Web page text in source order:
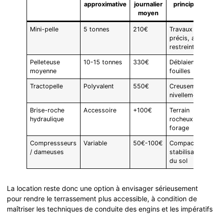
approximative
journalier
moyen
principales
Mini-pelle 5 tonnes 210€
Travaux
précis, accès
restreint
Pelleteuse
moyenne
10-15 tonnes 330€
Déblaiement,
fouilles
Tractopelle Polyvalent 550€
Creusement,
nivellement
Brise-roche
hydraulique
Accessoire +100€
Terrain
rocheux,
forage
Compressseurs
/ dameuses
Variable 50€-100€
Compactage,
stabilisation
du sol
La location reste donc une option à envisager sérieusement
pour rendre le terrassement plus accessible, à condition de
maîtriser les techniques de conduite des engins et les impératifs